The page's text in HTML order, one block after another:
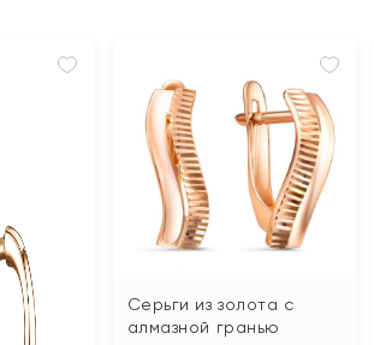
Серьги из золота с
алмазной гранью